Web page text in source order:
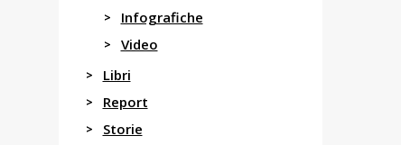
Infografiche
Video
Libri
Report
Storie